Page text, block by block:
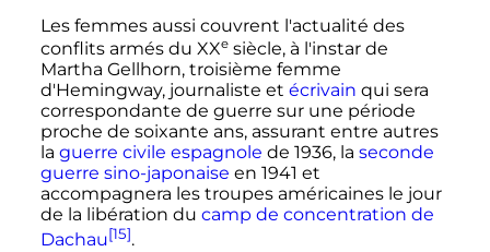
Les femmes aussi couvrent l'actualité des
conflits armés du XXe siècle, à l'instar de
Martha Gellhorn, troisième femme
d'Hemingway, journaliste et écrivain qui sera
correspondante de guerre sur une période
proche de soixante ans, assurant entre autres
la guerre civile espagnole de 1936, la seconde
guerre sino-japonaise en 1941 et
accompagnera les troupes américaines le jour
de la libération du camp de concentration de
Dachau[15].